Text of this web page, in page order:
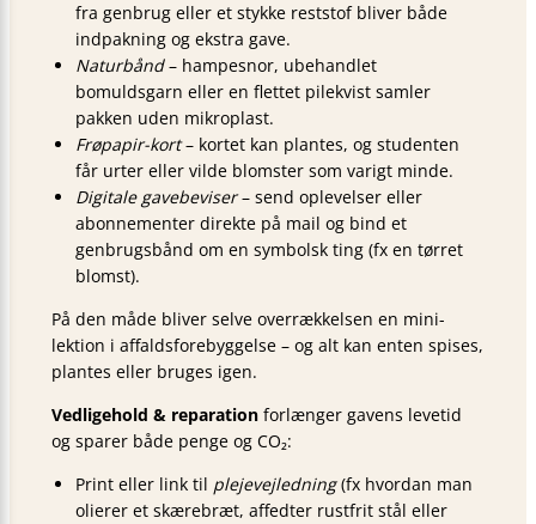
fra genbrug eller et stykke reststof bliver både
indpakning og ekstra gave.
Naturbånd– hampesnor, ubehandlet
bomuldsgarn eller en flettet pilekvist samler
pakken uden mikroplast.
Frøpapir-kort– kortet kan plantes, og studenten
får urter eller vilde blomster som varigt minde.
Digitale gavebeviser– send oplevelser eller
abonnementer direkte på mail og bind et
genbrugsbånd om en symbolsk ting (fx en tørret
blomst).
På den måde bliver selve overrækkelsen en mini-
lektion i affaldsforebyggelse – og alt kan enten spises,
plantes eller bruges igen.
Vedligehold & reparation forlænger gavens levetid
og sparer både penge og CO₂:
Print eller link til plejevejledning(fx hvordan man
olierer et skærebræt, affedter rustfrit stål eller